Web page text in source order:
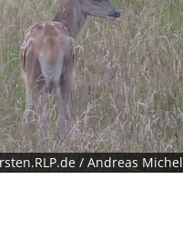
/ Andreas Michel